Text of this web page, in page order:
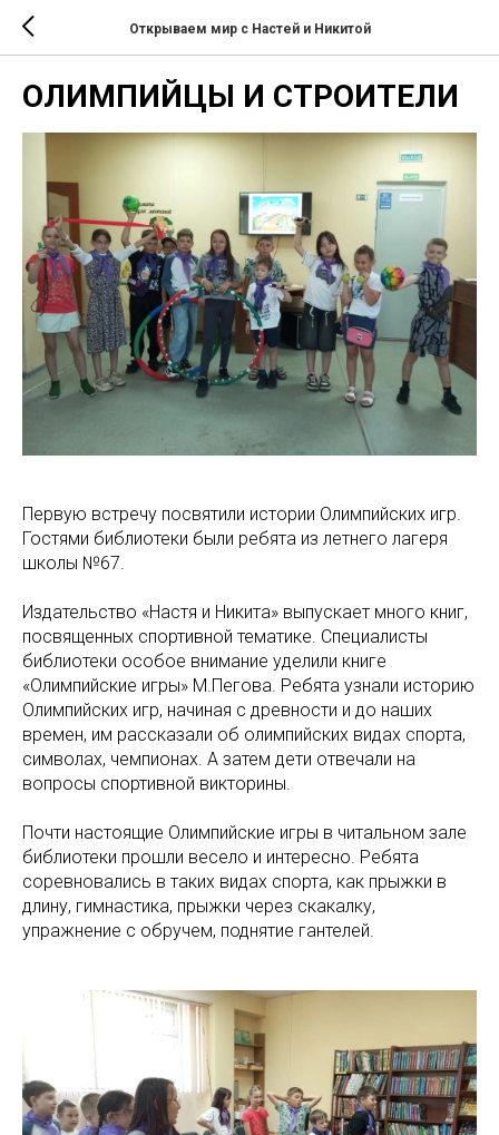
Открываем мир с Настей и Никитой
ОЛИМПИЙЦЫ И СТРОИТЕЛИ
Первую встречу посвятили истории Олимпийских игр.
Гостями библиотеки были ребята из летнего лагеря
школы №67.
Издательство «Настя и Никита» выпускает много книг,
посвященных спортивной тематике. Специалисты
библиотеки особое внимание уделили книге
«Олимпийские игры» М.Пегова. Ребята узнали историю
Олимпийских игр, начиная с древности и до наших
времен, им рассказали об олимпийских видах спорта,
символах, чемпионах. А затем дети отвечали на
вопросы спортивной викторины.
Почти настоящие Олимпийские игры в читальном зале
библиотеки прошли весело и интересно. Ребята
соревновались в таких видах спорта, как прыжки в
длину, гимнастика, прыжки через скакалку,
упражнение с обручем, поднятие гантелей.